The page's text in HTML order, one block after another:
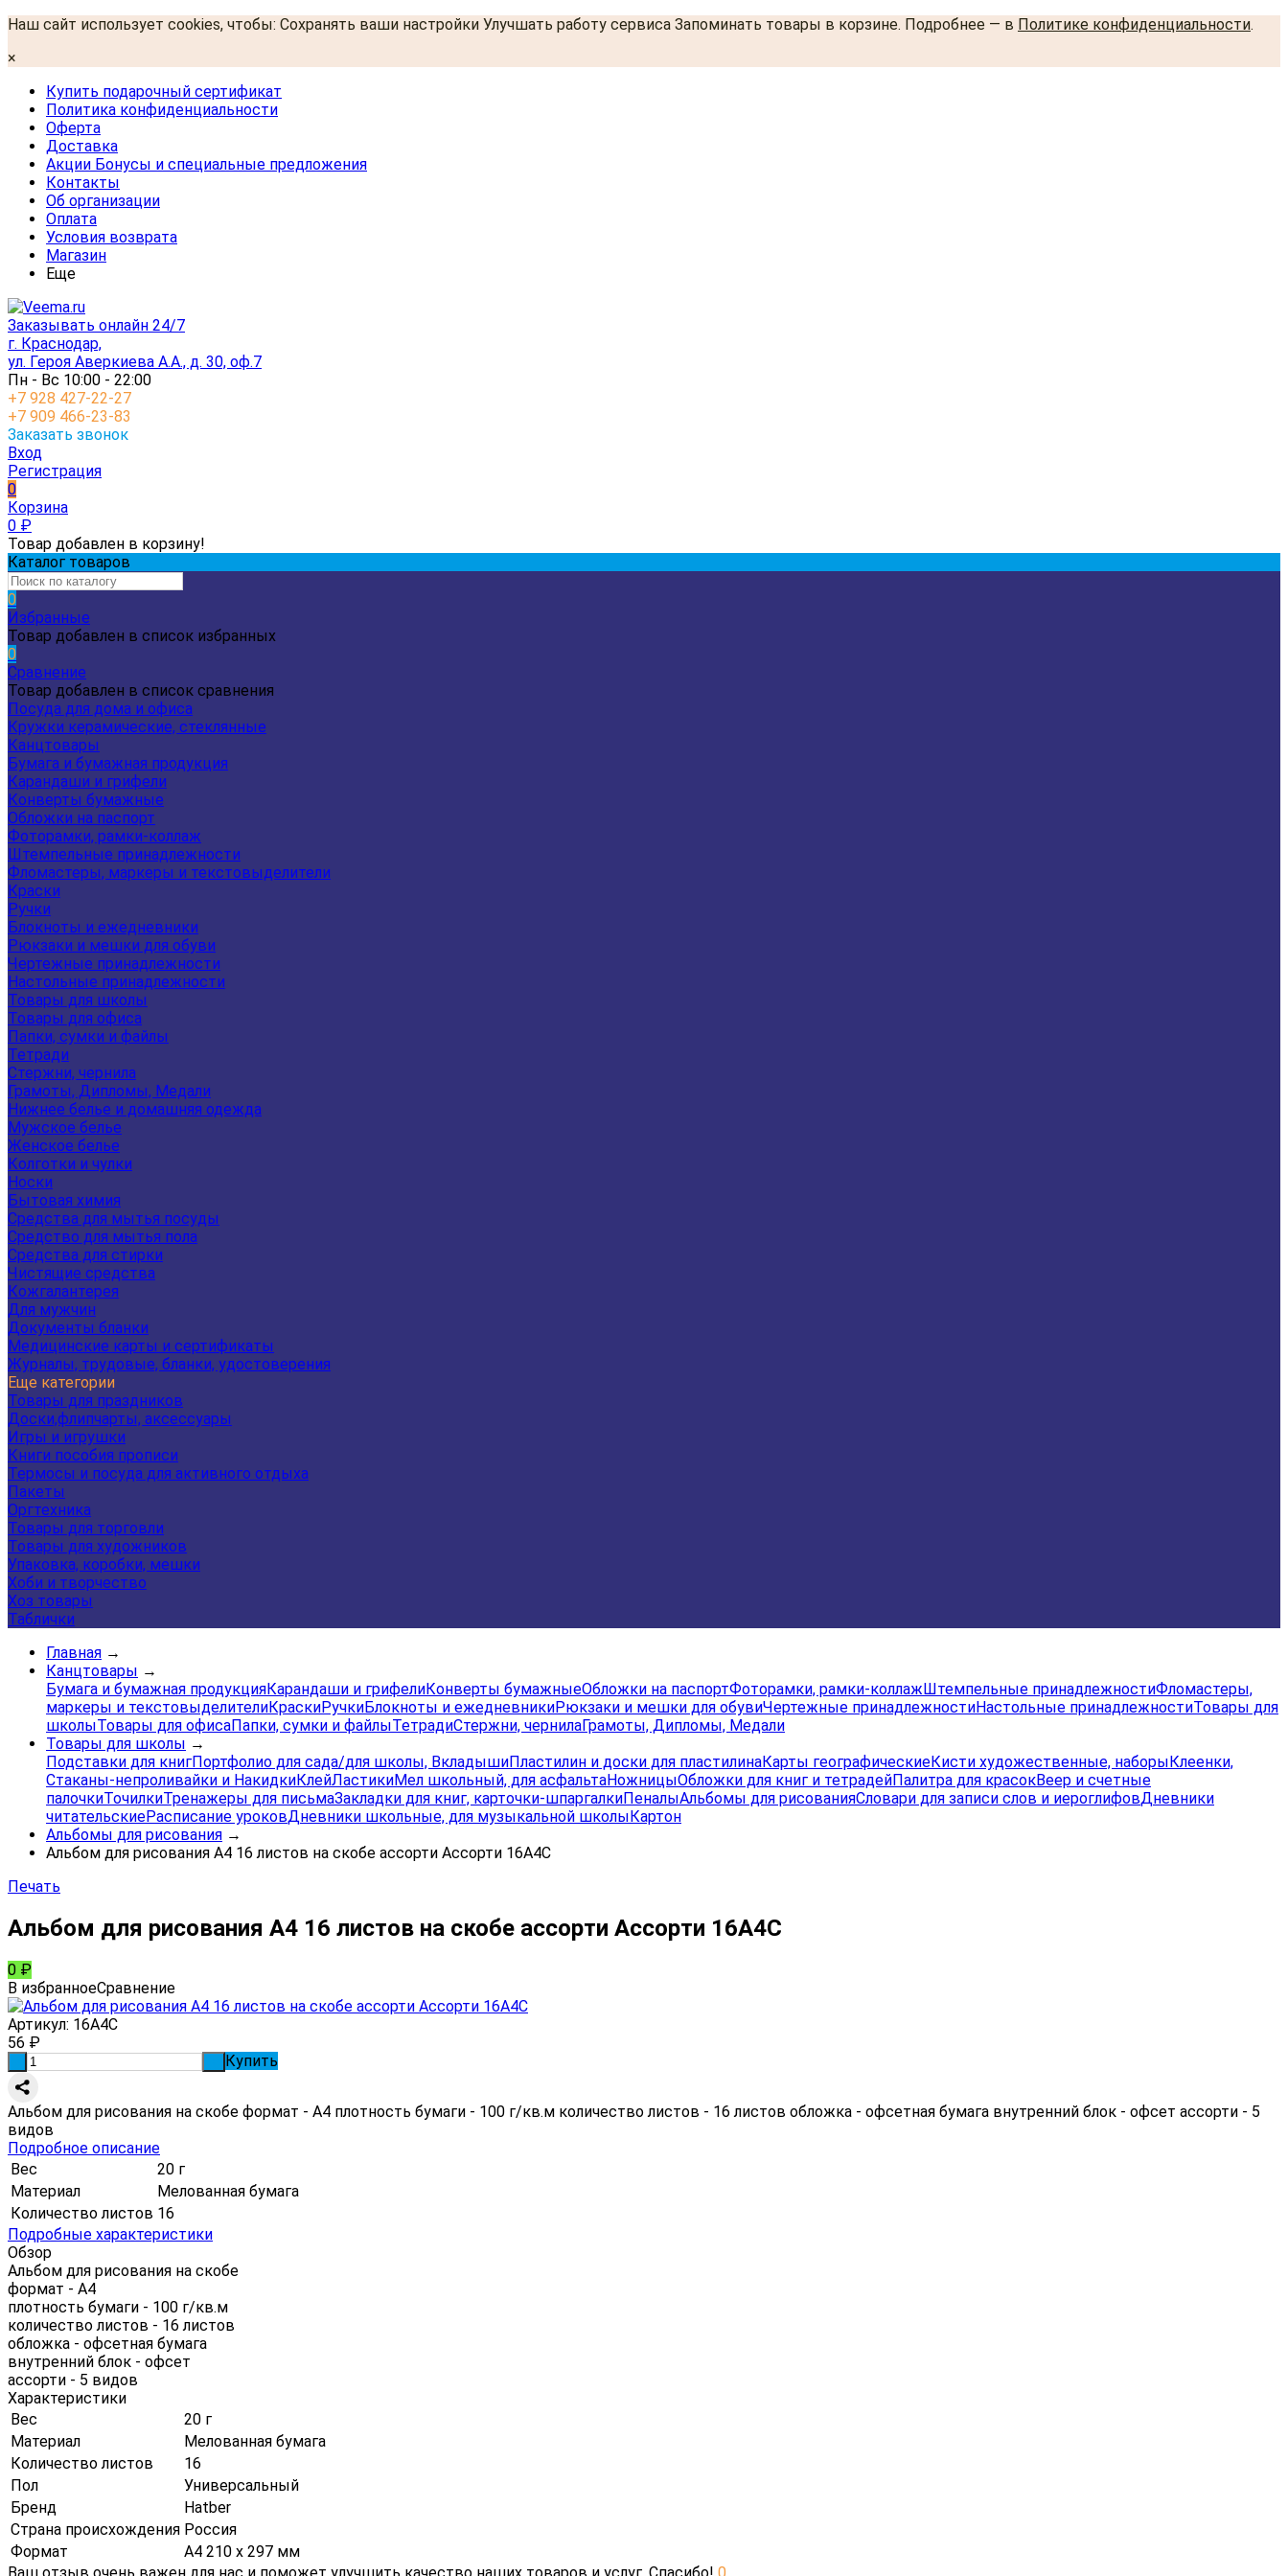
Наш сайт использует cookies, чтобы: Сохранять ваши настройки Улучшать работу сервиса Запоминать товары в корзине. Подробнее — в Политике конфиденциальности.
×
Купить подарочный сертификат
Политика конфиденциальности
Оферта
Доставка
Акции Бонусы и специальные предложения
Контакты
Об организации
Оплата
Условия возврата
Магазин
Еще
Заказывать онлайн 24/7
г. Краснодар,
ул. Героя Аверкиева А.А., д. 30, оф.7
Пн - Вс 10:00 - 22:00
+7 928 427-22-27
+7 909 466-23-83
Заказать звонок
Вход
Регистрация
0
Корзина
0 ₽
Товар добавлен в корзину!
Каталог товаров
0
Избранные
Товар добавлен в список избранных
0
Сравнение
Товар добавлен в список сравнения
Посуда для дома и офиса
Кружки керамические, стеклянные
Канцтовары
Бумага и бумажная продукция
Карандаши и грифели
Конверты бумажные
Обложки на паспорт
Фоторамки, рамки-коллаж
Штемпельные принадлежности
Фломастеры, маркеры и текстовыделители
Краски
Ручки
Блокноты и ежедневники
Рюкзаки и мешки для обуви
Чертежные принадлежности
Настольные принадлежности
Товары для школы
Товары для офиса
Папки, сумки и файлы
Тетради
Стержни, чернила
Грамоты, Дипломы, Медали
Нижнее белье и домашняя одежда
Мужское белье
Женское белье
Колготки и чулки
Носки
Бытовая химия
Средства для мытья посуды
Средство для мытья пола
Средства для стирки
Чистящие средства
Кожгалантерея
Для мужчин
Документы бланки
Медицинские карты и сертификаты
Журналы, трудовые, бланки, удостоверения
Еще категории
Товары для праздников
Доски,флипчарты, аксессуары
Игры и игрушки
Книги пособия прописи
Термосы и посуда для активного отдыха
Пакеты
Оргтехника
Товары для торговли
Товары для художников
Упаковка, коробки, мешки
Хоби и творчество
Хоз товары
Таблички
Главная →
Канцтовары →
Бумага и бумажная продукцияКарандаши и грифелиКонверты бумажныеОбложки на паспортФоторамки, рамки-коллажШтемпельные принадлежностиФломастеры,
маркеры и текстовыделителиКраскиРучкиБлокноты и ежедневникиРюкзаки и мешки для обувиЧертежные принадлежностиНастольные принадлежностиТовары для
школыТовары для офисаПапки, сумки и файлыТетрадиСтержни, чернилаГрамоты, Дипломы, Медали
Товары для школы →
Подставки для книгПортфолио для сада/для школы, ВкладышиПластилин и доски для пластилинаКарты географическиеКисти художественные, наборыКлеенки,
Стаканы-непроливайки и НакидкиКлейЛастикиМел школьный, для асфальтаНожницыОбложки для книг и тетрадейПалитра для красокВеер и счетные
палочкиТочилкиТренажеры для письмаЗакладки для книг, карточки-шпаргалкиПеналыАльбомы для рисованияСловари для записи слов и иероглифовДневники
читательскиеРасписание уроковДневники школьные, для музыкальной школыКартон
Альбомы для рисования →
Альбом для рисования А4 16 листов на скобе ассорти Ассорти 16А4C
Печать
Альбом для рисования А4 16 листов на скобе ассорти Ассорти 16А4C
0 ₽
В избранноеСравнение
Артикул: 16А4C
56 ₽
Купить
Альбом для рисования на скобе формат - А4 плотность бумаги - 100 г/кв.м количество листов - 16 листов обложка - офсетная бумага внутренний блок - офсет ассорти - 5
видов
Подробное описание
Вес
20 г
Материал
Мелованная бумага
Количество листов 16
Подробные характеристики
Обзор
Альбом для рисования на скобе
формат - А4
плотность бумаги - 100 г/кв.м
количество листов - 16 листов
обложка - офсетная бумага
внутренний блок - офсет
ассорти - 5 видов
Характеристики
Вес
20 г
Материал
Мелованная бумага
Количество листов
16
Пол
Универсальный
Бренд
Hatber
Страна происхождения Россия
Формат
А4 210 х 297 мм